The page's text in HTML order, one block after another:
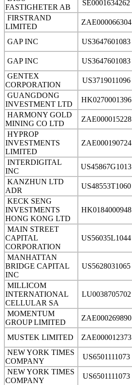
FASTIGHETER AB
SE0001634262
FIRSTRAND
LIMITED
ZAE000066304
GAP INC
US3647601083
GAP INC
US3647601083
GENTEX
CORPORATION
US3719011096
GUANGDONG
INVESTMENT LTD
HK0270001396
HARMONY GOLD
MINING CO LTD
ZAE000015228
HYPROP
INVESTMENTS
LIMITED
ZAE000190724
INTERDIGITAL
INC
US45867G1013
KANZHUN LTD
ADR
US48553T1060
KECK SENG
INVESTMENTS
HONG KONG LTD
HK0184000948
MAIN STREET
CAPITAL
CORPORATION
US56035L1044
MANHATTAN
BRIDGE CAPITAL
INC
US5628031065
MILLICOM
INTERNATIONAL
CELLULAR SA
LU0038705702
MOMENTUM
GROUP LIMITED
ZAE000269890
MUSTEK LIMITED
ZAE000012373
NEW YORK TIMES
COMPANY
US6501111073
NEW YORK TIMES
COMPANY
US6501111073